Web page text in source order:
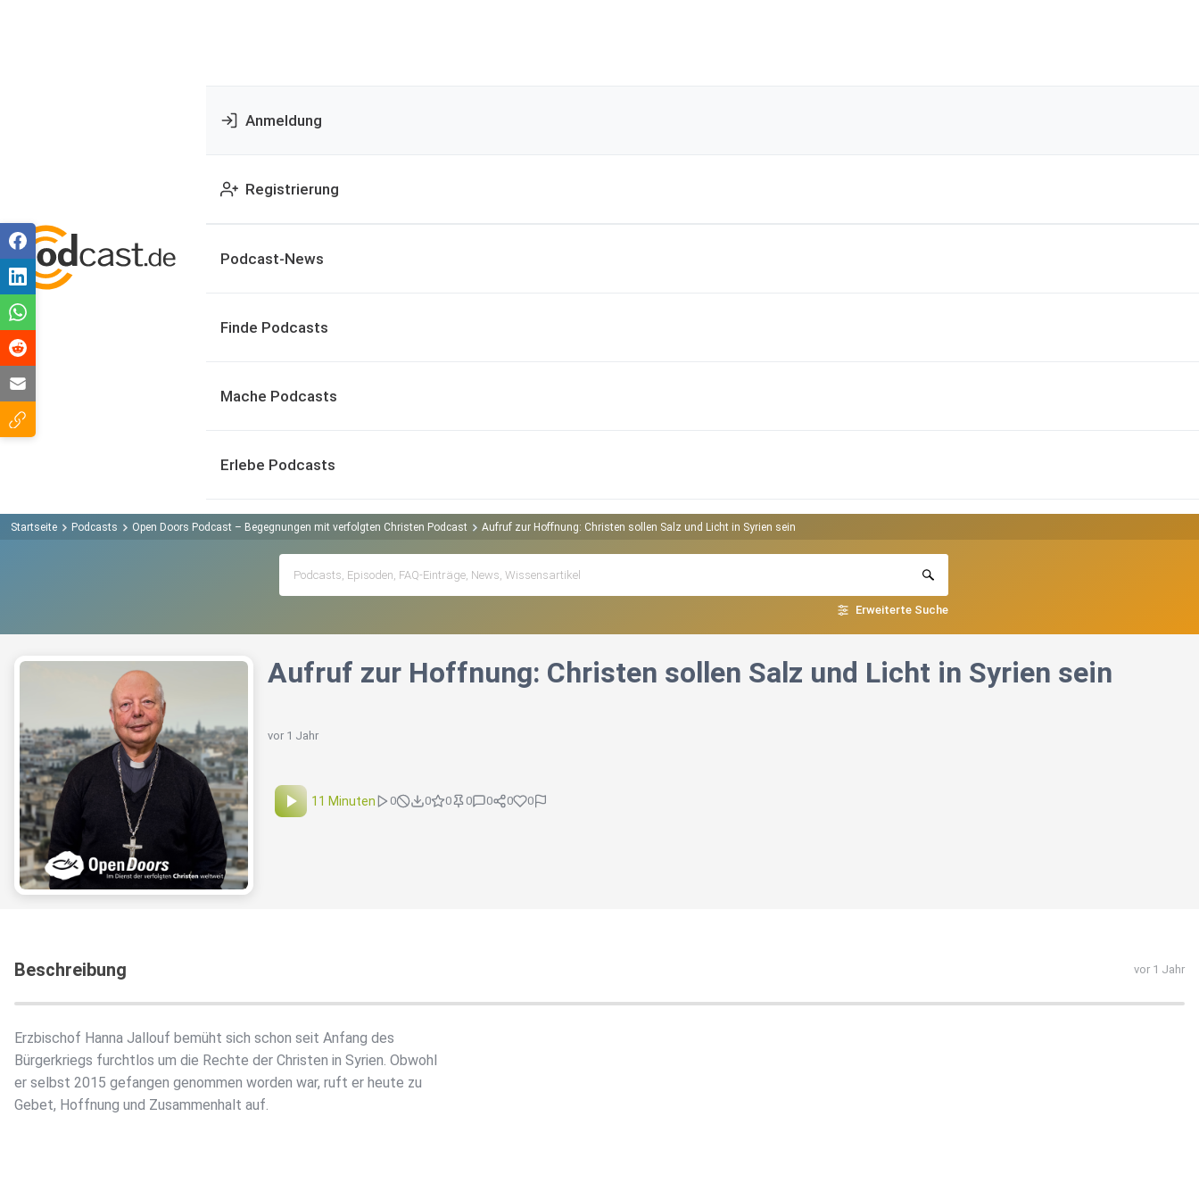
Anmeldung
Registrierung
Podcast-News
Finde Podcasts
Mache Podcasts
Erlebe Podcasts
Startseite Podcasts Open Doors Podcast – Begegnungen mit verfolgten Christen Podcast Aufruf zur Hoffnung: Christen sollen Salz und Licht in Syrien sein
Erweiterte Suche
Aufruf zur Hoffnung: Christen sollen Salz und Licht in Syrien sein
vor 1 Jahr
11 Minuten 0 0 0 0 0 0 0
Beschreibung vor 1 Jahr
Erzbischof Hanna Jallouf bemüht sich schon seit Anfang des
Bürgerkriegs furchtlos um die Rechte der Christen in Syrien. Obwohl
er selbst 2015 gefangen genommen worden war, ruft er heute zu
Gebet, Hoffnung und Zusammenhalt auf.